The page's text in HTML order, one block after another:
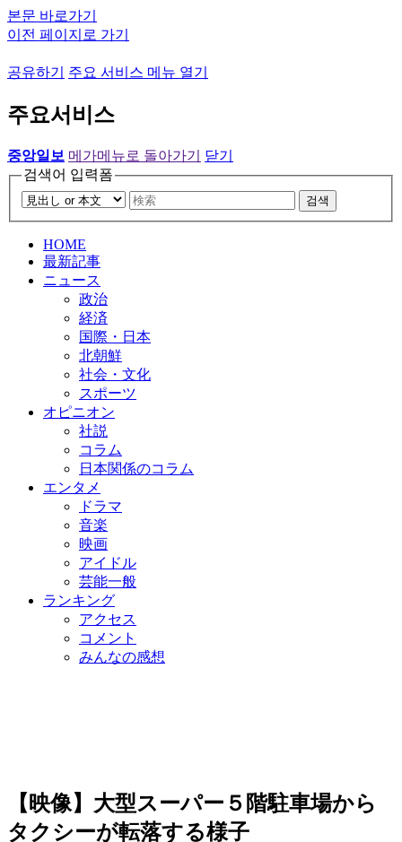
본문 바로가기
이전 페이지로 가기
공유하기 주요 서비스 메뉴 열기
주요서비스
중앙일보 메가메뉴로 돌아가기
닫기
검색어 입력폼
검색
HOME
最新記事
ニュース
政治
経済
国際・日本
北朝鮮
社会・文化
スポーツ
オピニオン
社説
コラム
日本関係のコラム
エンタメ
ドラマ
音楽
映画
アイドル
芸能一般
ランキング
アクセス
コメント
みんなの感想
【映像】大型スーパー５階駐車場から
タクシーが転落する様子